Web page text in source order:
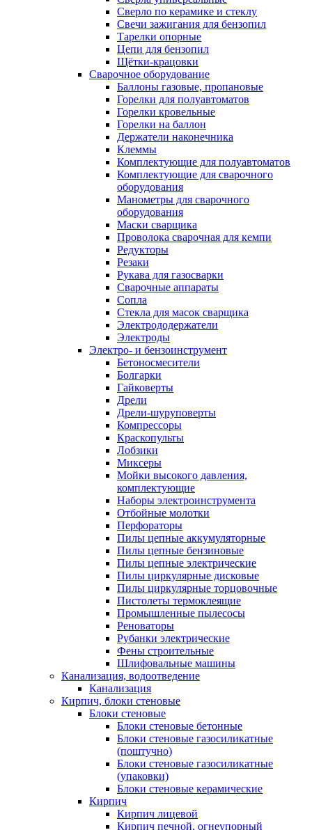
Сверло по керамике и стеклу
Свечи зажигания для бензопил
Тарелки опорные
Цепи для бензопил
Щётки-крацовки
Сварочное оборудование
Баллоны газовые, пропановые
Горелки для полуавтоматов
Горелки кровельные
Горелки на баллон
Держатели наконечника
Клеммы
Комплектующие для полуавтоматов
Комплектующие для сварочного
оборудования
Манометры для сварочного
оборудования
Маски сварщика
Проволока сварочная для кемпи
Редукторы
Резаки
Рукава для газосварки
Сварочные аппараты
Сопла
Стекла для масок сварщика
Электрододержатели
Электроды
Электро- и бензоинструмент
Бетоносмесители
Болгарки
Гайковерты
Дрели
Дрели-шуруповерты
Компрессоры
Краскопульты
Лобзики
Миксеры
Мойки высокого давления,
комплектующие
Наборы электроинструмента
Отбойные молотки
Перфораторы
Пилы цепные аккумуляторные
Пилы цепные бензиновые
Пилы цепные электрические
Пилы циркулярные дисковые
Пилы циркулярные торцовочные
Пистолеты термоклеящие
Промышленные пылесосы
Реноваторы
Рубанки электрические
Фены строительные
Шлифовальные машины
Канализация, водоотведение
Канализация
Кирпич, блоки стеновые
Блоки стеновые
Блоки стеновые бетонные
Блоки стеновые газосиликатные
(поштучно)
Блоки стеновые газосиликатные
(упаковки)
Блоки стеновые керамические
Кирпич
Кирпич лицевой
Кирпич печной, огнеупорный